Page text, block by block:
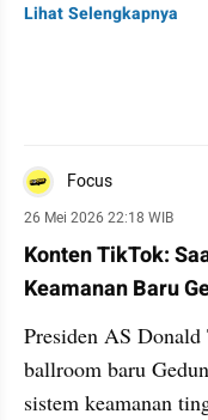
Lihat Selengkapnya
Focus
26 Mei 2026 22:18 WIB
Konten TikTok:
Keamanan Baru
Presiden AS
ballroom baru
sistem keamanan